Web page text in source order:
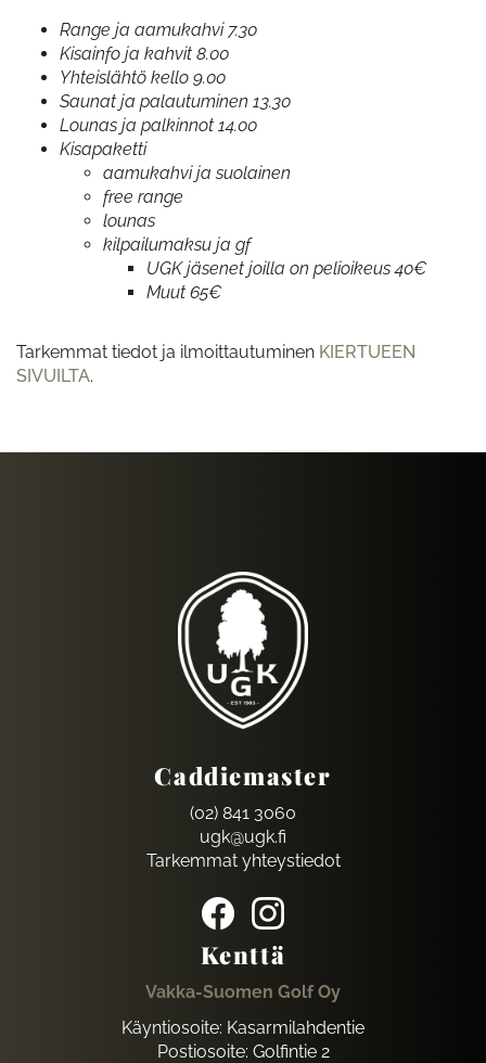
Range ja aamukahvi 7.30
Kisainfo ja kahvit 8.00
Yhteislähtö kello 9.00
Saunat ja palautuminen 13.30
Lounas ja palkinnot 14.00
Kisapaketti
aamukahvi ja suolainen
free range
lounas
kilpailumaksu ja gf
UGK jäsenet joilla on pelioikeus 40€
Muut 65€
Tarkemmat tiedot ja ilmoittautuminen KIERTUEEN
SIVUILTA.
Caddiemaster
(02) 841 3060
ugk@ugk.fi
Tarkemmat yhteystiedot
Kenttä
Vakka-Suomen Golf Oy
Käyntiosoite: Kasarmilahdentie
Postiosoite: Golfintie 2